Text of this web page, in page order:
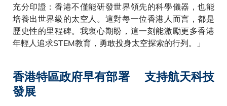
充分印證：香港不僅能研發世界領先的科學儀器，也能
培養出世界級的太空人。這對每一位香港人而言，都是
歷史性的里程碑。我衷心期盼，這一刻能激勵更多香港
年輕人追求STEM教育，勇敢投身太空探索的行列。」
香港特區政府早有部署 支持航天科技
發展